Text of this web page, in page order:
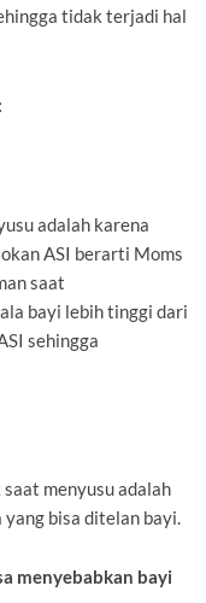
tidak terjadi hal
adalah karena
ASI berarti Moms
saat
bayi lebih tinggi dari
sehingga
menyusu adalah
bisa ditelan bayi.
menyebabkan bayi